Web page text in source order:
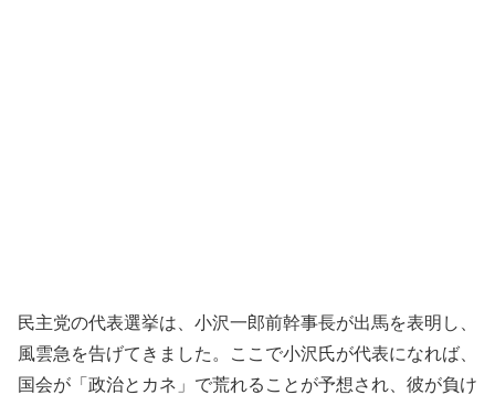
民主党の代表選挙は、小沢一郎前幹事長が出馬を表明し、
風雲急を告げてきました。ここで小沢氏が代表になれば、
国会が「政治とカネ」で荒れることが予想され、彼が負け